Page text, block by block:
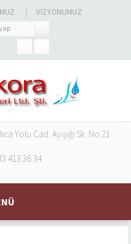
VIZYONUMUZ
Yolu Cad. Ayışığı Sk. No:21
413 36 34